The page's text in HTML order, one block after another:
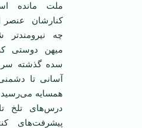
ملت مانده
کنارشان عنصر
چه
میهن دوستی
سده گذشته
آسانی تا
همسایه می‌رسید
درس‌های تلخ
پیشرفت‌های